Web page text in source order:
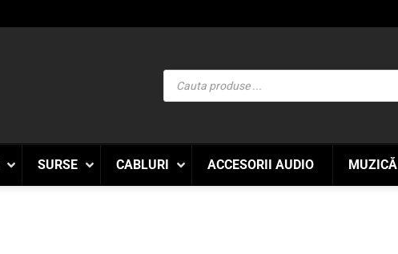
Products
search
SURSE CABLURI ACCESORII AUDIO MUZICĂ